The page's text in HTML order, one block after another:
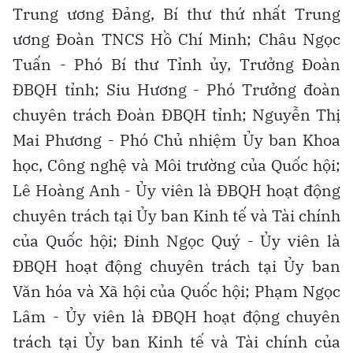
Trung ương Đảng, Bí thư thứ nhất Trung
ương Đoàn TNCS Hồ Chí Minh; Châu Ngọc
Tuấn - Phó Bí thư Tỉnh ủy, Trưởng Đoàn
ĐBQH tỉnh; Siu Hương - Phó Trưởng đoàn
chuyên trách Đoàn ĐBQH tỉnh; Nguyễn Thị
Mai Phương - Phó Chủ nhiệm Ủy ban Khoa
học, Công nghệ và Môi trường của Quốc hội;
Lê Hoàng Anh - Ủy viên là ĐBQH hoạt động
chuyên trách tại Ủy ban Kinh tế và Tài chính
của Quốc hội; Đinh Ngọc Quý - Ủy viên là
ĐBQH hoạt động chuyên trách tại Ủy ban
Văn hóa và Xã hội của Quốc hội; Phạm Ngọc
Lâm - Ủy viên là ĐBQH hoạt động chuyên
trách tại Ủy ban Kinh tế và Tài chính của